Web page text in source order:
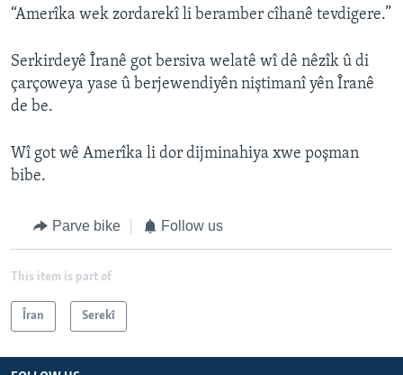
“Amerîka wek zordarekî li beramber cîhanê tevdigere.”
Serkirdeyê Îranê got bersiva welatê wî dê nêzîk û di
çarçoweya yase û berjewendiyên niştimanî yên Îranê
de be.
Wî got wê Amerîka li dor dijminahiya xwe poşman
bibe.
Parve bike Follow us
This item is part of
Îran Serekî